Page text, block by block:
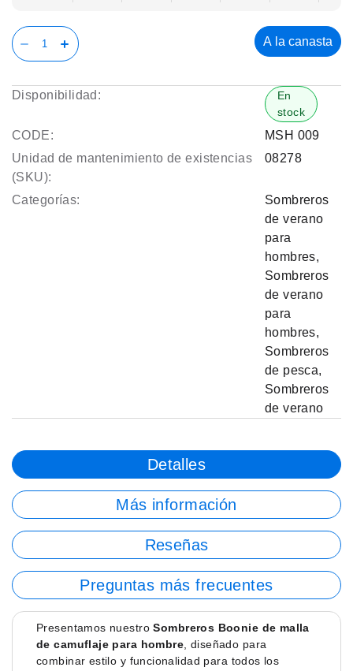
A la canasta
Disponibilidad:
En
stock
CODE:
MSH 009
Unidad de mantenimiento de existencias
(SKU):
08278
Categorías:
Sombreros
de verano
para
hombres,
Sombreros
de verano
para
hombres,
Sombreros
de pesca,
Sombreros
de verano
Detalles
Más información
Reseñas
Preguntas más frecuentes
Presentamos nuestroSombreros Boonie de malla
de camuflaje para hombre , diseñado para
combinar estilo y funcionalidad para todos los